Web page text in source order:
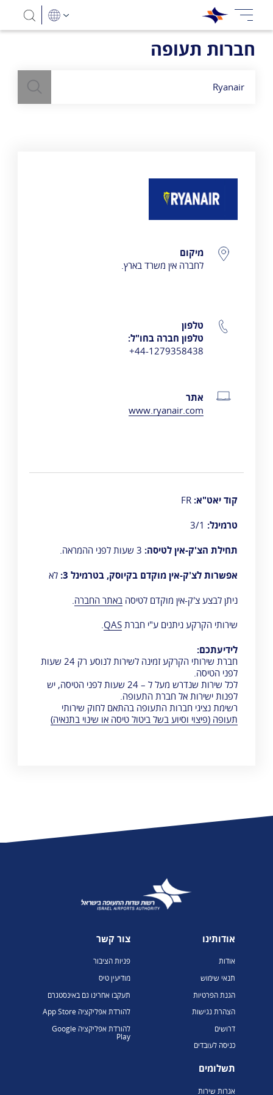
חברות תעופה
Ryanair
פרטי התקשרות
מיקום
לחברה אין משרד בארץ.
טלפון
טלפון חברה בחו"ל:
44-1279358438+
אתר
www.ryanair.com
קוד יאט"א: FR
טרמינל:
תחילת הצ'ק-אין לטיסה:
אפשרות לצ'ק-אין מוקדם בקיוסק, בטרמינל 3: לא
ניתן לבצע צ'ק-אין מוקדם לטיסה באתר החברה
שירותי הקרקע ניתנים ע"י חברתQAS
.
לידיעתכם:
חברת שירותי הקרקע זמינה לשירות לנוסע רק 24 שעות
לפני הטיסה.
לכל שירות שנדרש מעל ל – 24 שעות לפני הטיסה, יש
לפנות ישירות אל חברת התעופה.
רשימת נציגי חברות התעופה בהתאם לחוק שירותי
תעופה (פיצוי וסיוע בשל ביטול טיסה או שינוי בתנאיה)
אודותינו
אודות
תנאי שימוש
הגנת הפרטיות
הצהרת נגישות
דרושים
כניסה לעובדים
תשלומים
אגרות שירות
צור קשר
פניות הציבור
מודיעין טיס
תעקבו אחרינו גם באינסטגרם
להורדת אפליקציה App Store
להורדת אפליקציה Google
Play